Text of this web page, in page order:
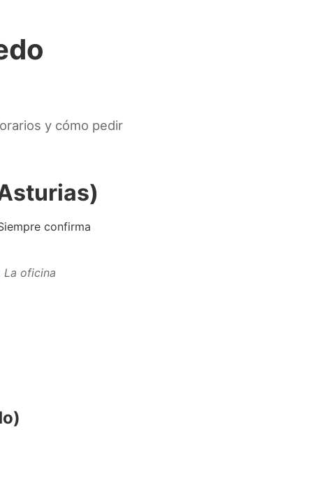
y cómo pedir
confirma
La oficina